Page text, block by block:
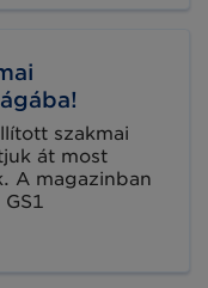
szakmai
át most
A magazinban